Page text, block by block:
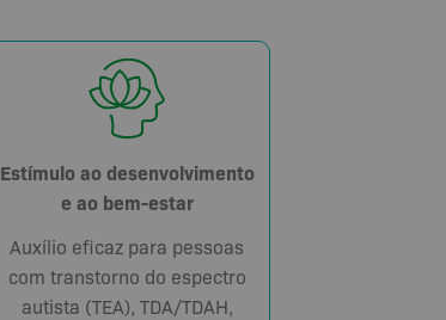
Estímulo ao desenvolvimento
e ao bem-estar
Auxílio eficaz para pessoas
com transtorno do espectro
autista (TEA), TDA/TDAH,